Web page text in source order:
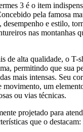
3 é o item
pela famosa
e estilo,
nas montanhas
de alta qualidade, o T-
permitindo que sua
mais intensas. Seu
movimento, um
ou vias técnicas.
projetado para
que o destacam: